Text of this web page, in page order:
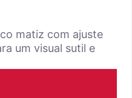
matiz com ajuste
um visual sutil e